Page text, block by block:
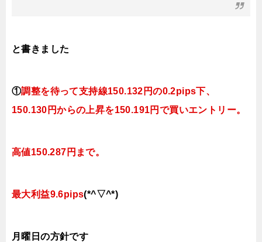
と書きました
①調整を待って支持線150.132 円の0.2pips下、
150.130円からの上昇を150.191円で買いエントリー。
高値150.287円まで。
最大利益9.6pips(*^▽^*)
月曜 日の方針です